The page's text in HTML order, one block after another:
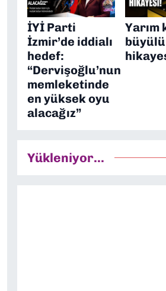
İYİ Parti
İzmir’de iddialı
hedef:
“Dervişoğlu’nun
memleketinde
en yüksek oyu
alacağız”
Yarım
büyülü
Yükleniyor...